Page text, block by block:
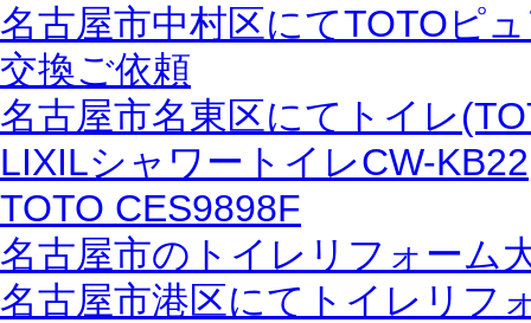
名古屋市中村区にてTOTOピ
交換ご依頼
名古屋市名東区にてトイレ
LIXILシャワートイレCW-KB22
TOTO CES9898F
名古屋市のトイレリフォーム
名古屋市港区にてトイレリフ